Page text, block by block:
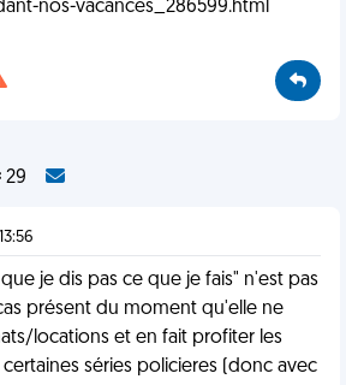
nos-vacances_286599.html
29
je dis pas ce que je fais" n'est pas
présent du moment qu'elle ne
locations et en fait profiter les
séries policieres (donc avec